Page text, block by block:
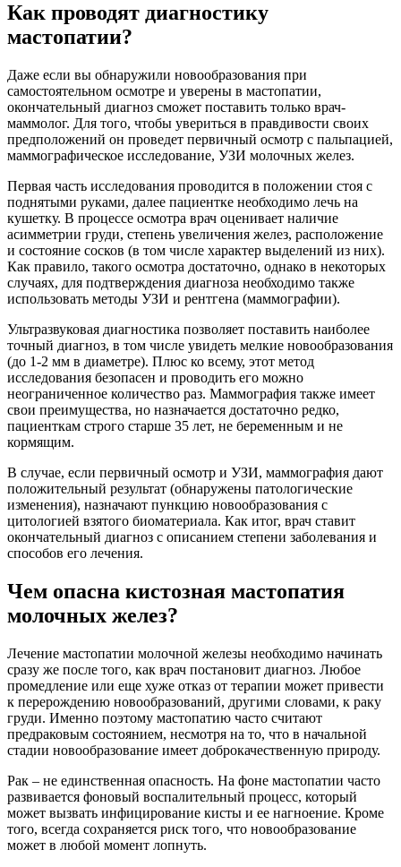
Как проводят диагностику
мастопатии?
Даже если вы обнаружили новообразования при
самостоятельном осмотре и уверены в мастопатии,
окончательный диагноз сможет поставить только врач-
маммолог. Для того, чтобы увериться в правдивости своих
предположений он проведет первичный осмотр с пальпацией,
маммографическое исследование, УЗИ молочных желез.
Первая часть исследования проводится в положении стоя с
поднятыми руками, далее пациентке необходимо лечь на
кушетку. В процессе осмотра врач оценивает наличие
асимметрии груди, степень увеличения желез, расположение
и состояние сосков (в том числе характер выделений из них).
Как правило, такого осмотра достаточно, однако в некоторых
случаях, для подтверждения диагноза необходимо также
использовать методы УЗИ и рентгена (маммографии).
Ультразвуковая диагностика позволяет поставить наиболее
точный диагноз, в том числе увидеть мелкие новообразования
(до 1-2 мм в диаметре). Плюс ко всему, этот метод
исследования безопасен и проводить его можно
неограниченное количество раз. Маммография также имеет
свои преимущества, но назначается достаточно редко,
пациенткам строго старше 35 лет, не беременным и не
кормящим.
В случае, если первичный осмотр и УЗИ, маммография дают
положительный результат (обнаружены патологические
изменения), назначают пункцию новообразования с
цитологией взятого биоматериала. Как итог, врач ставит
окончательный диагноз с описанием степени заболевания и
способов его лечения.
Чем опасна кистозная мастопатия
молочных желез?
Лечение мастопатии молочной железы необходимо начинать
сразу же после того, как врач постановит диагноз. Любое
промедление или еще хуже отказ от терапии может привести
к перерождению новообразований, другими словами, к раку
груди. Именно поэтому мастопатию часто считают
предраковым состоянием, несмотря на то, что в начальной
стадии новообразование имеет доброкачественную природу.
Рак – не единственная опасность. На фоне мастопатии часто
развивается фоновый воспалительный процесс, который
может вызвать инфицирование кисты и ее нагноение. Кроме
того, всегда сохраняется риск того, что новообразование
может в любой момент лопнуть.